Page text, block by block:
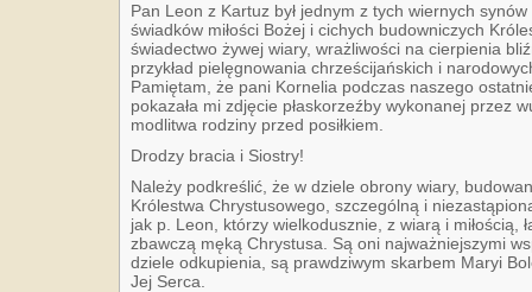
Pan Leon z Kartuz był jednym z tych wiernych
świadków miłości Bożej i cichych budowniczych
świadectwo żywej wiary, wrażliwości na cierpienia
przykład pielęgnowania chrześcijańskich i
Pamiętam, że pani Kornelia podczas naszego
pokazała mi zdjęcie płaskorzeźby wykonanej przez
modlitwa rodziny przed posiłkiem.
Drodzy bracia i Siostry!
Należy podkreślić, że w dziele obrony wiary,
Królestwa Chrystusowego, szczególną i
jak p. Leon, którzy wielkodusznie, z wiarą i miłością,
zbawczą męką Chrystusa. Są oni najważniejszymi
dziele odkupienia, są prawdziwym skarbem Maryi
Jej Serca.